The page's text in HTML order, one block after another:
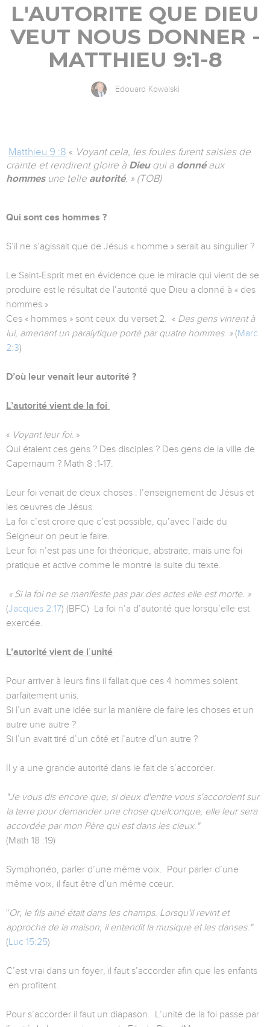
L'AUTORITE QUE DIEU
VEUT NOUS DONNER -
MATTHIEU 9:1-8
Edouard Kowalski
Matthieu 9 :8 « Voyant cela, les foules furent saisies de
crainte et rendirent gloire à Dieuqui a donnéaux
hommesune telle autorité. » (TOB)
Qui sont ces hommes ?
S’il ne s’agissait que de Jésus « homme » serait au singulier ?
Le Saint-Esprit met en évidence que le miracle qui vient de se
produire est le résultat de l’autorité que Dieu a donné à « des
hommes »
Ces « hommes » sont ceux du verset 2. « Des gens vinrent à
lui, amenant un paralytique porté par quatre hommes. »(Marc
2:3)
D’où leur venait leur autorité ?
L’autorité vient de la foi
« Voyant leur foi. »
Qui étaient ces gens ? Des disciples ? Des gens de la ville de
Capernaüm ? Math 8 :1-17.
Leur foi venait de deux choses : l’enseignement de Jésus et
les œuvres de Jésus.
La foi c’est croire que c’est possible, qu’avec l’aide du
Seigneur on peut le faire.
Leur foi n’est pas une foi théorique, abstraite, mais une foi
pratique et active comme le montre la suite du texte.
« Si la foi ne se manifeste pas par des actes elle est morte. »
(Jacques 2:17) (BFC) La foi n’a d’autorité que lorsqu’elle est
exercée.
L’autorité vient de l’unité
Pour arriver à leurs fins il fallait que ces 4 hommes soient
parfaitement unis.
Si l’un avait une idée sur la manière de faire les choses et un
autre une autre ?
Si l’un avait tiré d’un côté et l’autre d’un autre ?
Il y a une grande autorité dans le fait de s’accorder.
"Je vous dis encore que, si deux d'entre vous s'accordent sur
la terre pour demander une chose quelconque, elle leur sera
accordée par mon Père qui est dans les cieux."
(Math 18 :19)
Symphonéo, parler d’une même voix. Pour parler d’une
même voix, il faut être d’un même cœur.
"Or, le fils ainé était dans les champs. Lorsqu'il revint et
approcha de la maison, il entendit la musique et les danses."
(Luc 15:25)
C’est vrai dans un foyer, il faut s’accorder afin que les enfants
en profitent.
Pour s’accorder il faut un diapason. L’unité de la foi passe par